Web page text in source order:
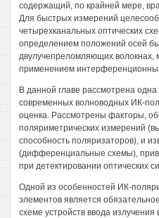
содержащий, по крайней мере,
Для быстрых измерений
четырехканальных оптических
определением положений осей
двулучепреломляющих волокнах,
применением
В данной главе рассмотрена
современных волноводных ИК-
оценка. Рассмотрены факторы,
поляриметрических измерений
способность поляризаторов), и
(дифференциальные схемы),
при детектировании оптических
Одной из особенностей ИК-
элементов является
схеме устройств ввода